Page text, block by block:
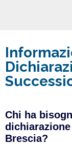
Chi ha
Brescia?